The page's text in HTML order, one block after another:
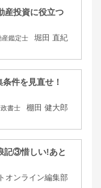
産投資に役立つ
産鑑定士 堀田 直紀
件を見直せ！
書士 棚田 健大郎
記③惜しい!あと
オンライン編集部